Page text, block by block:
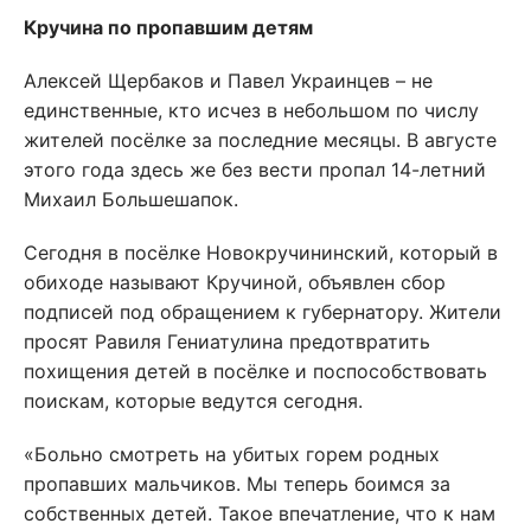
Кручина по пропавшим детям
Алексей Щербаков и Павел Украинцев – не
единственные, кто исчез в небольшом по числу
жителей посёлке за последние месяцы. В августе
этого года здесь же без вести пропал 14-летний
Михаил Большешапок.
Сегодня в посёлке Новокручининский, который в
обиходе называют Кручиной, объявлен сбор
подписей под обращением к губернатору. Жители
просят Равиля Гениатулина предотвратить
похищения детей в посёлке и поспособствовать
поискам, которые ведутся сегодня.
«Больно смотреть на убитых горем родных
пропавших мальчиков. Мы теперь боимся за
собственных детей. Такое впечатление, что к нам